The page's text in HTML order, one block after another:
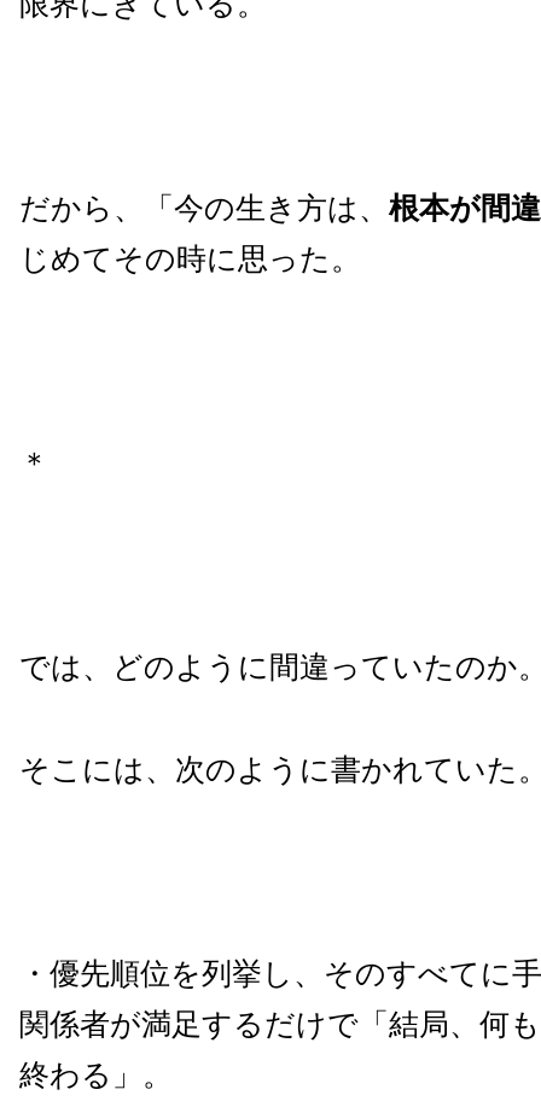
だから、「今の生き方は、 根本が間
じめてその時に思った。
＊
では、どのように間違っていたのか
そこには、次のように書かれていた
・優先順位を列挙し、そのすべてに
関係者が満足するだけで「結局、何
終わる」。